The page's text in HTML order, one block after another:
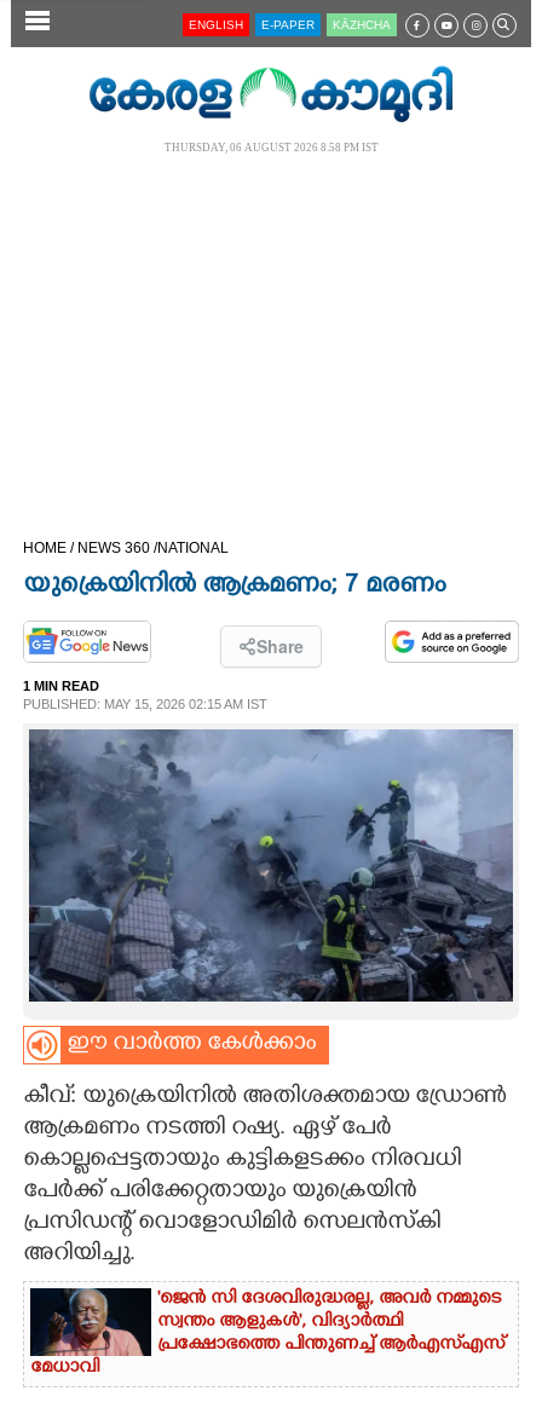
SECTIONS
OPINION
PHOTOS
LIFESTYLE
SPIRITUAL
INFO+
ART
ASTRO
CARTOONS
LITERATURE
ZOOM
CONTACT US
ENGLISH E-PAPER KĀZHCHA
THURSDAY, 06 AUGUST 2026 8.58 PM IST
HOME / NEWS 360 /NATIONAL
യുക്രെയിനിൽ ആക്രമണം; 7 മരണം
Share
1 MIN READ
PUBLISHED: MAY 15, 2026 02:15 AM IST
ഈ വാർത്ത കേൾക്കാം
കീവ്: യുക്രെയിനിൽ അതിശക്തമായ ഡ്രോൺ
ആക്രമണം നടത്തി റഷ്യ. ഏഴ് പേ‍ർ
കൊല്ലപ്പെട്ടതായും കുട്ടികളടക്കം നിരവധി
പേ‌‍ർക്ക് പരിക്കേറ്റതായും യുക്രെയിൻ
പ്രസിഡന്റ് വൊളോഡിമി‍ർ സെലൻസ്കി
അറിയിച്ചു.
'ജെൻ സി ദേശവിരുദ്ധരല്ല, അവർ നമ്മുടെ
സ്വന്തം ആളുകൾ', വിദ്യാർത്ഥി
പ്രക്ഷോഭത്തെ പിന്തുണച്ച് ആർഎസ്‌എസ്
മേധാവി